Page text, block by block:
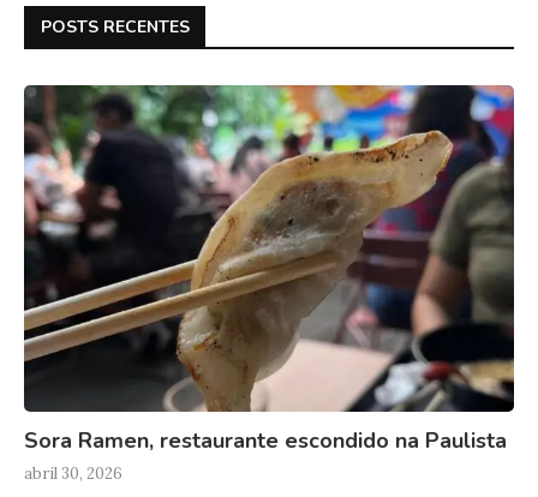
POSTS RECENTES
Sora Ramen, restaurante escondido na Paulista
abril 30, 2026